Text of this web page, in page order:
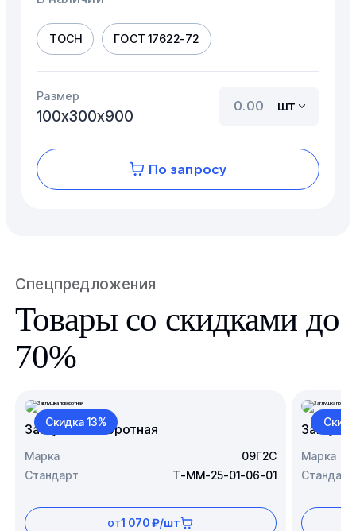
ТОСН ГОСТ 17622-72
Размер
100х300х900
шт
По запросу
Спецпредложения
Товары со скидками до
70%
Скидка 13%
Заглушка поворотная
Марка
09Г2С
Стандарт
Т-ММ-25-01-06-01
от1 070 ₽/шт
Марка
Стандарт